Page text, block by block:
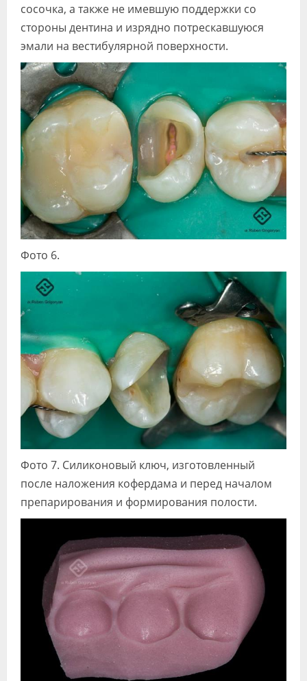
сосочка, а также не имевшую поддержки со
стороны дентина и изрядно потрескавшуюся
эмали на вестибулярной поверхности.
Фото 6.
Фото 7. Силиконовый ключ, изготовленный
после наложения кофердама и перед началом
препарирования и формирования полости.